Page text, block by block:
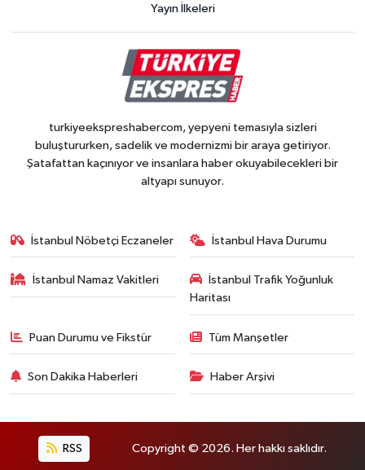
Yayın İlkeleri
turkiyeekspreshabercom, yepyeni temasıyla sizleri
buluştururken, sadelik ve modernizmi bir araya getiriyor.
Şatafattan kaçınıyor ve insanlara haber okuyabilecekleri bir
altyapı sunuyor.
İstanbul Nöbetçi Eczaneler İstanbul Hava Durumu
İstanbul Namaz Vakitleri
İstanbul Trafik Yoğunluk
Haritası
Puan Durumu ve Fikstür Tüm Manşetler
Son Dakika Haberleri Haber Arşivi
RSS Copyright © 2026. Her hakkı saklıdır.